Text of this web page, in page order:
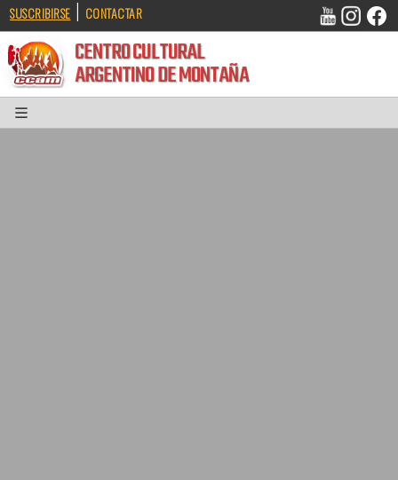
SUSCRIBIRSE | CONTACTAR
CENTRO CULTURAL
ARGENTINO DE MONTAÑA